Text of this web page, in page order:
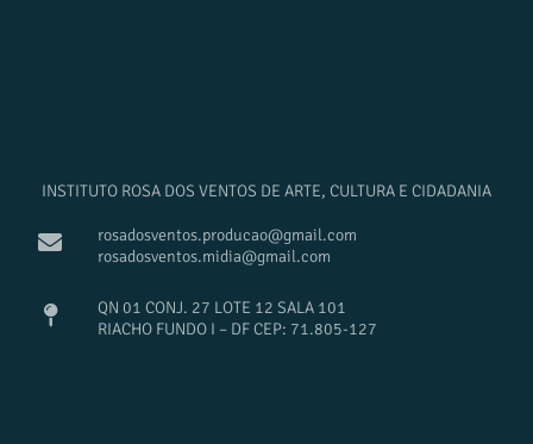
INSTITUTO ROSA DOS VENTOS DE ARTE, CULTURA E CIDADANIA
rosadosventos.producao@gmail.com
rosadosventos.midia@gmail.com
QN 01 CONJ. 27 LOTE 12 SALA 101
RIACHO FUNDO I – DF CEP: 71.805-127